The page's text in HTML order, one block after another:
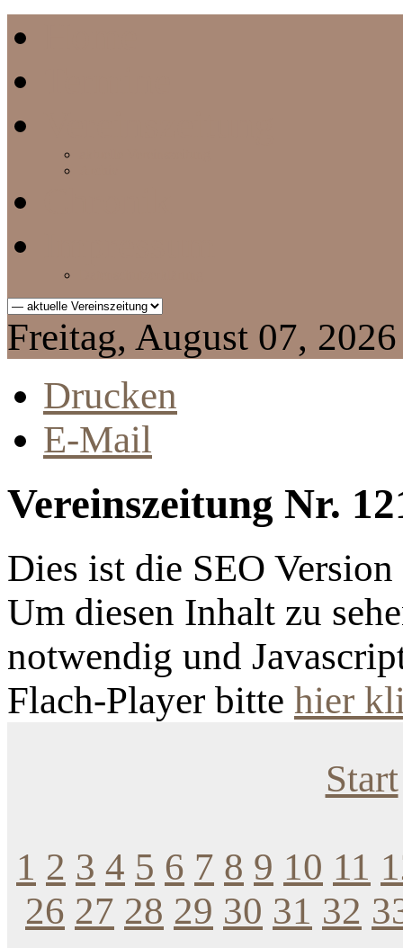
Freitag, August 07, 2026
Drucken
E-Mail
Vereinszeitung Nr.
Dies ist die SEO
Um diesen Inhalt zu
notwendig und
Flach-Player bitte hier
Start
1 2 3 4 5 6 7 8 9 10 11
26 27 28 29 30 31 32